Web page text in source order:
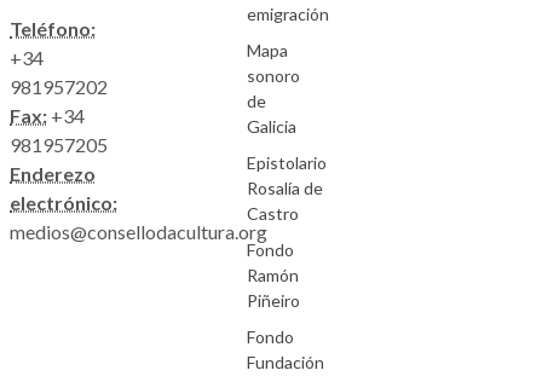
Teléfono:
+34
981957202
Fax: +34
981957205
Enderezo
electrónico:
medios@consellodacultura.org
emigración
Mapa
sonoro
de
Galicia
Epistolario
Rosalía de
Castro
Fondo
Ramón
Piñeiro
Fondo
Fundación